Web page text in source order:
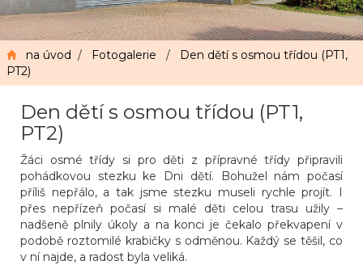
na úvod / Fotogalerie / Den dětí s osmou třídou (PT1,
PT2)
Den dětí s osmou třídou (PT1,
PT2)
Žáci osmé třídy si pro děti z přípravné třídy připravili
pohádkovou stezku ke Dni dětí. Bohužel nám počasí
příliš nepřálo, a tak jsme stezku museli rychle projít. I
přes nepřízeň počasí si malé děti celou trasu užily –
nadšeně plnily úkoly a na konci je čekalo překvapení v
podobě roztomilé krabičky s odměnou. Každý se těšil, co
v ní najde, a radost byla veliká.